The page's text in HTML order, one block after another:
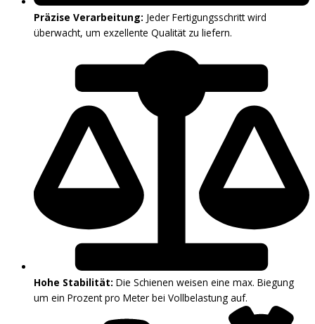
Präzise Verarbeitung: Jeder Fertigungsschritt wird
überwacht, um exzellente Qualität zu liefern.
Hohe Stabilität: Die Schienen weisen eine max. Biegung
um ein Prozent pro Meter bei Vollbelastung auf.